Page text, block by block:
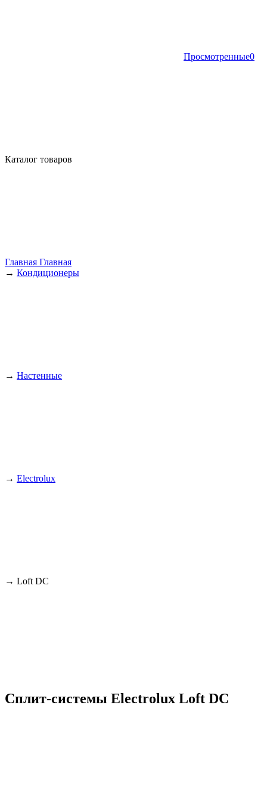
Просмотренные0
Каталог товаров
Главная Главная
→ Кондиционеры
→ Настенные
→ Electrolux
→ Loft DC
Сплит-системы Electrolux Loft DC